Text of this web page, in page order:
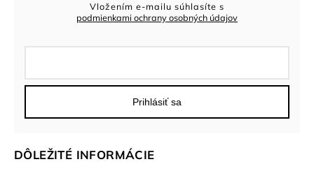
DÔLEŽITÉ INFORMÁCIE
Vložením e-mailu súhlasíte s
podmienkami ochrany osobných údajov
Prihlásiť sa